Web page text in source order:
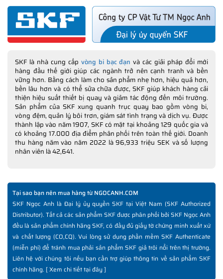
SKF là nhà cung cấp vòng bi bạc đạn và các giải pháp đổi mới
hàng đầu thế giới giúp các ngành trở nên cạnh tranh và bền
vững hơn. Bằng cách làm cho sản phẩm nhẹ hơn, hiệu quả hơn,
bền lâu hơn và có thể sửa chữa được, SKF giúp khách hàng cải
thiện hiệu suất thiết bị quay và giảm tác động đến môi trường.
Sản phẩm của SKF xung quanh trục quay bao gồm vòng bi,
vòng đệm, quản lý bôi trơn, giám sát tình trạng và dịch vụ. Được
thành lập vào năm 1907, SKF có mặt tại khoảng 129 quốc gia và
có khoảng 17.000 địa điểm phân phối trên toàn thế giới. Doanh
thu hàng năm vào năm 2022 là 96,933 triệu SEK và số lượng
nhân viên là 42,641.
Tại sao bạn nên mua hàng từ NGOCANH.COM
SKF Ngọc Anh là Đại lý ủy quyền SKF tại Việt Nam (SKF Authorized
Distributor). Tất cả các sản phẩm SKF được phân phối bởi SKF Ngọc Anh
đều là sản phẩm chính hãng SKF, có đầy đủ giấy tờ chứng minh xuất xứ
và chất lượng (CO,CQ). Vui lòng sử dụng phần mềm SKF Authenticate
(miễn phí) để tránh mua phải sản phẩm SKF giả trôi nổi trên thị trường.
Liên hệ với chúng tôi nếu bạn cần trợ giúp thông tin về sản phẩm SKF
chính hãng. [Xem chi tiết tại đây]